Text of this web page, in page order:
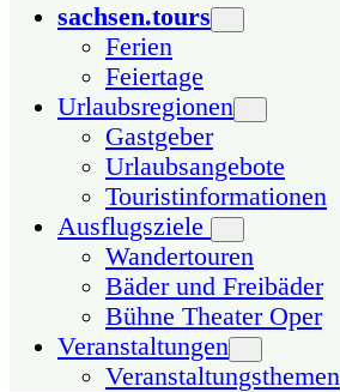
sachsen.tours
Ferien
Feiertage
Urlaubsregionen
Gastgeber
Urlaubsangebote
Touristinformationen
Ausflugsziele
Wandertouren
Bäder und Freibäder
Bühne Theater Oper
Veranstaltungen
Veranstaltungsthemen